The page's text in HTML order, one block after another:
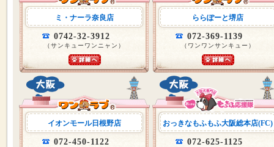
ミ・ナーラ奈良店
0742-32-3912
（サンキューワンニャン）
ららぽーと堺店
072-369-1139
（ワンワンサンキュー）
イオンモール日根野店
072-450-1122
おっきなもふもふ大阪総本店(FC)
072-625-1125